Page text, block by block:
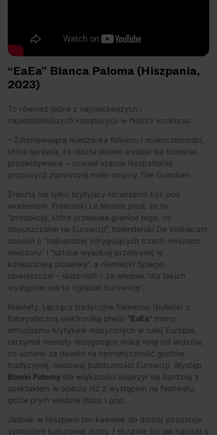
“EaEa” Blanca Paloma (Hiszpania,
2023)
To również jedna z najciekawszych i
najambitniejszych kompozycji w historii konkursu.
– Zdumiewająca mieszanka folkloru i nowoczesności,
która sprawia, że reszta stawki wydaje się boleśnie
przewidywalna – oceniał szanse hiszpańskiej
propozycji zazwyczaj mało omylny The Guardian.
Zresztą nie tylko brytyjscy recenzenci byli pod
wrażeniem. Francuski Le Monde pisał, że to
“produkcja, która przesuwa granice tego, co
dopuszczalne na Eurowizji”, holenderski De Volkskrant
donosił o “najbardziej intrygujących trzech minutach
wieczoru” i “sztuce wysokiej przebranej w
konkursową piosenkę”, a niemiecki Spiegel
obwieszczał – słusznie!!! – że właśnie “dla takich
występów warto oglądać Eurowizję”.
Niestety. Łączący tradycyjne flamenco (bulería) z
futurystyczną elektroniką utwór “EaEa” mimo
entuzjazmu krytyków muzycznych w całej Europie,
otrzymał niestety druzgocąco niską notę od widzów,
co uznano za dowód na hermetyczność gustów
tradycyjnej, masowej publiczności Eurowizji. Występ
Blanki Palomy dla większości kojarzył się bardziej z
spektaklem w operze niż z występem na festiwalu,
gdzie prym wiedzie disco i pop.
Jednak w Hiszpanii ten kawałek do dzisiaj pozostaje
symbolem kulturowej dumy. I słusznie, bo jak napisał o